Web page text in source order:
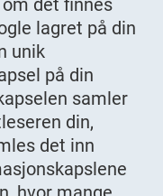
lagret på din
unik
på din
samler
din,
det inn